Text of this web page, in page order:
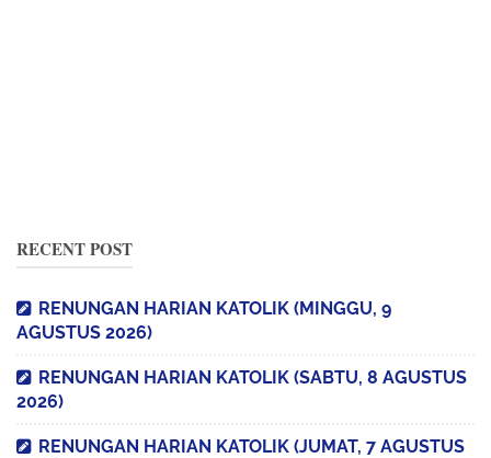
RECENT POST
RENUNGAN HARIAN KATOLIK (MINGGU, 9
AGUSTUS 2026)
RENUNGAN HARIAN KATOLIK (SABTU, 8 AGUSTUS
2026)
RENUNGAN HARIAN KATOLIK (JUMAT, 7 AGUSTUS